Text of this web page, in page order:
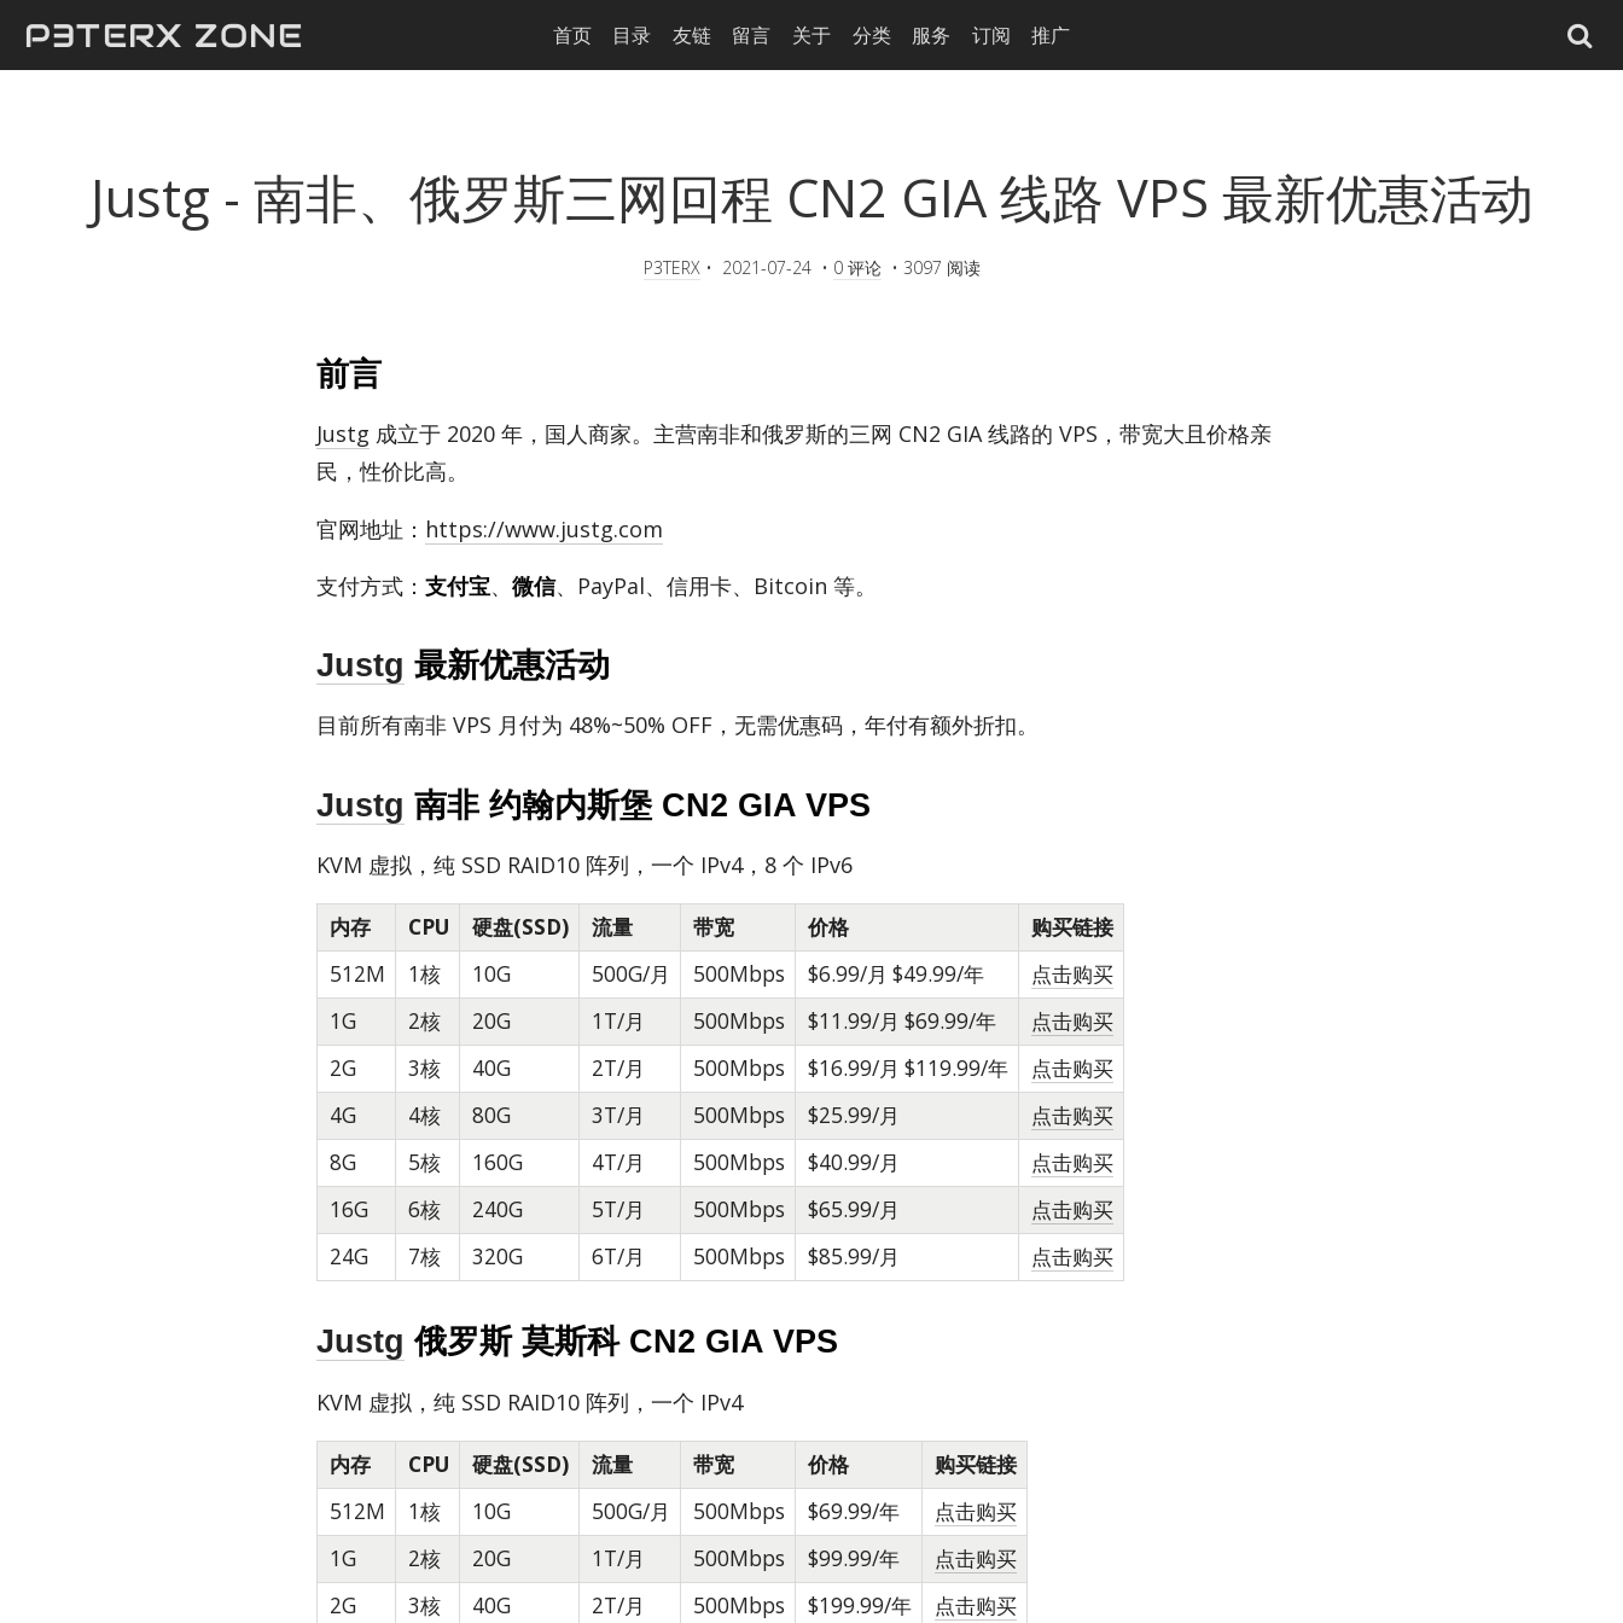
P3TERX ZONE 首页 目录 友链 留言 关于 分类 服务 订阅 推广
Justg - 南非、俄罗斯三网回程 CN2 GIA 线路 VPS 最新优惠活动
P3TERX• 2021-07-24• 0 评论• 3097 阅读
前言
Justg 成立于 2020 年，国人商家。主营南非和俄罗斯的三网 CN2 GIA 线路的 VPS，带宽大且价格亲
民，性价比高。
官网地址： https://www.justg.com
支付方式： 支付宝、 微信、Pay­Pal、信用卡、Bit­coin 等。
Justg 最新优惠活动
目前所有南非 VPS 月付为 48%~50% OFF，无需优惠码，年付有额外折扣。
Justg 南非 约翰内斯堡 CN2 GIA VPS
KVM 虚拟，纯 SSD RAID10 阵列，一个 IPv4，8 个 IPv6
内存 CPU 硬盘(SSD) 流量 带宽 价格
购买链接
512M
1核 10G 500G/月 500Mbps $6.99/月 $49.99/年
点击购买
1G
2核 20G 1T/月 500Mbps $11.99/月 $69.99/年
点击购买
2G
3核 40G 2T/月 500Mbps $16.99/月 $119.99/年
点击购买
4G
4核 80G 3T/月 500Mbps $25.99/月
点击购买
8G
5核 160G 4T/月 500Mbps $40.99/月
点击购买
16G
6核 240G 5T/月 500Mbps $65.99/月
点击购买
24G
7核 320G 6T/月 500Mbps $85.99/月 点击购买
Justg 俄罗斯 莫斯科 CN2 GIA VPS
KVM 虚拟，纯 SSD RAID10 阵列，一个 IPv4
内存 CPU 硬盘(SSD) 流量 带宽 价格
购买链接
512M
1核 10G 500G/月 500Mbps $69.99/年
点击购买
1G
2核 20G 1T/月 500Mbps $99.99/年
点击购买
2G
3核 40G 2T/月 500Mbps $199.99/年
点击购买